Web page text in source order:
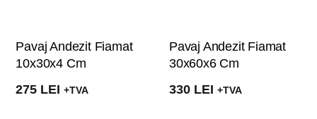
Pavaj Andezit Fiamat
10x30x4 Cm
275 LEI +TVA
Pavaj Andezit Fiamat
30x60x6 Cm
330 LEI +TVA